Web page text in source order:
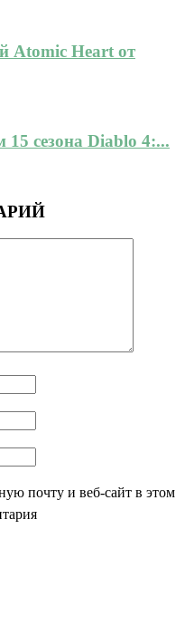
Atomic Heart от
сезона Diablo 4:...
почту и веб-сайт в этом